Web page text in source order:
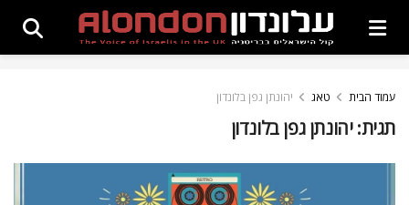
עמוד הבית טאג יהונתן גפן בלונדון
תגית:יהונתן גפן בלונדון